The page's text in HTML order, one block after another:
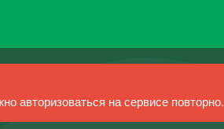
авторизоваться на сервисе повторно.